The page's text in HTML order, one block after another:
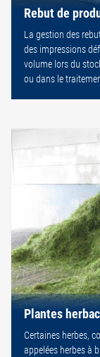
Rebut de
La gestion des
des impressions
volume lors du
ou dans le
Plantes
Certaines herbes,
appelées herbes à